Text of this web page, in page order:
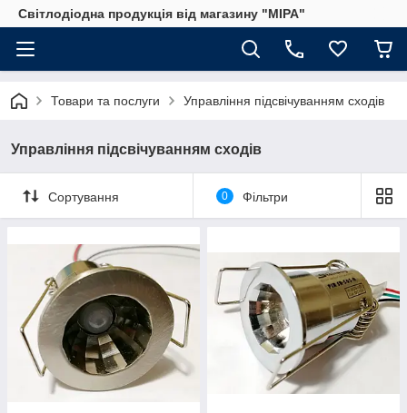
Світлодіодна продукція від магазину "МІРА"
Товари та послуги Управління підсвічуванням сходів
Управління підсвічуванням сходів
Сортування 0 Фільтри